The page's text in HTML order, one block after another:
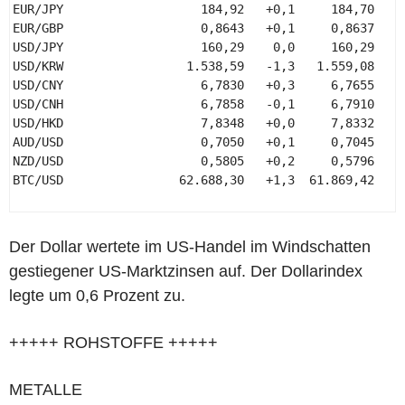
EUR/JPY                   184,92   +0,1     184,70
EUR/GBP                   0,8643   +0,1     0,8637
USD/JPY                   160,29    0,0     160,29
USD/KRW                 1.538,59   -1,3   1.559,08
USD/CNY                   6,7830   +0,3     6,7655
USD/CNH                   6,7858   -0,1     6,7910
USD/HKD                   7,8348   +0,0     7,8332
AUD/USD                   0,7050   +0,1     0,7045
NZD/USD                   0,5805   +0,2     0,5796
BTC/USD                62.688,30   +1,3  61.869,42
Der Dollar wertete im US-Handel im Windschatten
gestiegener US-Marktzinsen auf. Der Dollarindex
legte um 0,6 Prozent zu.
+++++ ROHSTOFFE +++++
METALLE